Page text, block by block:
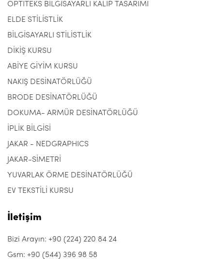
OPTITEKS BİLGİSAYARLI KALIP TASARIMI
ELDE STİLİSTLİK
BİLGİSAYARLI STİLİSTLİK
DİKİŞ KURSU
ABİYE GİYİM KURSU
NAKIŞ DESİNATÖRLÜĞÜ
BRODE DESİNATÖRLÜĞÜ
DOKUMA- ARMÜR DESİNATÖRLÜĞÜ
İPLİK BİLGİSİ
JAKAR - NEDGRAPHICS
JAKAR-SİMETRİ
YUVARLAK ÖRME DESİNATÖRLÜĞÜ
EV TEKSTİLİ KURSU
İletişim
Bizi Arayın: +90 (224) 220 84 24
Gsm: +90 (544) 396 98 58